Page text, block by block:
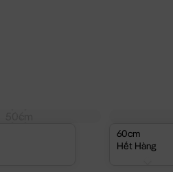
60cm
Hết Hàng